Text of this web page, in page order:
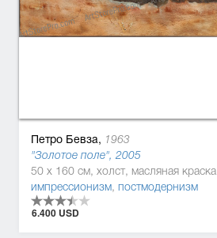
Петро Бевза, 1963
"Золотое поле", 2005
50 x 160 см, холст, масляная краска
импрессионизм, постмодернизм
6.400 USD